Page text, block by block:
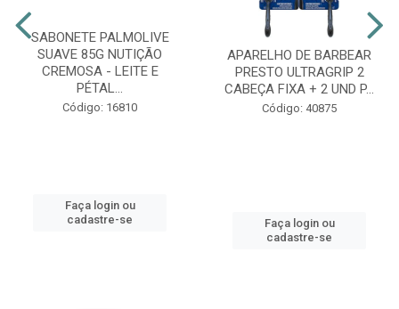
SABONETE PALMOLIVE
SUAVE 85G NUTIÇÃO
CREMOSA - LEITE E
PÉTAL...
Código: 16810
Faça login ou
cadastre-se
APARELHO DE BARBEAR
PRESTO ULTRAGRIP 2
CABEÇA FIXA + 2 UND P...
Código: 40875
Faça login ou
cadastre-se